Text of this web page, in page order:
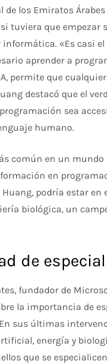
los Emiratos Árabes
tuviera que empezar
«Es casi el
aprender a
permite que
destacó que el
sea
humano.
común en un
en
podría estar
biológica, un
de
fundador de
la importancia de
sus últimas
energía y
que se